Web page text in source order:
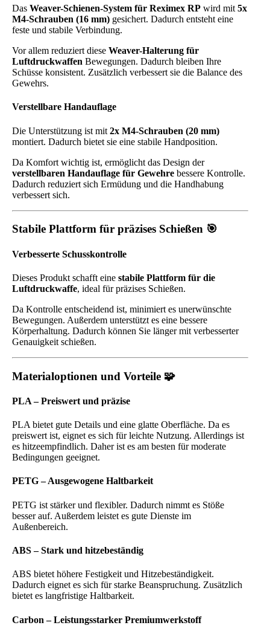
Das Weaver-Schienen-System für Reximex RP wird mit 5x
M4-Schrauben (16 mm) gesichert. Dadurch entsteht eine
feste und stabile Verbindung.
Vor allem reduziert diese Weaver-Halterung für
Luftdruckwaffen Bewegungen. Dadurch bleiben Ihre
Schüsse konsistent. Zusätzlich verbessert sie die Balance des
Gewehrs.
Verstellbare Handauflage
Die Unterstützung ist mit 2x M4-Schrauben (20 mm)
montiert. Dadurch bietet sie eine stabile Handposition.
Da Komfort wichtig ist, ermöglicht das Design der
verstellbaren Handauflage für Gewehre bessere Kontrolle.
Dadurch reduziert sich Ermüdung und die Handhabung
verbessert sich.
Stabile Plattform für präzises Schießen 🎯
Verbesserte Schusskontrolle
Dieses Produkt schafft eine stabile Plattform für die
Luftdruckwaffe, ideal für präzises Schießen.
Da Kontrolle entscheidend ist, minimiert es unerwünschte
Bewegungen. Außerdem unterstützt es eine bessere
Körperhaltung. Dadurch können Sie länger mit verbesserter
Genauigkeit schießen.
Materialoptionen und Vorteile 🧩
PLA – Preiswert und präzise
PLA bietet gute Details und eine glatte Oberfläche. Da es
preiswert ist, eignet es sich für leichte Nutzung. Allerdings ist
es hitzeempfindlich. Daher ist es am besten für moderate
Bedingungen geeignet.
PETG – Ausgewogene Haltbarkeit
PETG ist stärker und flexibler. Dadurch nimmt es Stöße
besser auf. Außerdem leistet es gute Dienste im
Außenbereich.
ABS – Stark und hitzebeständig
ABS bietet höhere Festigkeit und Hitzebeständigkeit.
Dadurch eignet es sich für starke Beanspruchung. Zusätzlich
bietet es langfristige Haltbarkeit.
Carbon – Leistungsstarker Premiumwerkstoff